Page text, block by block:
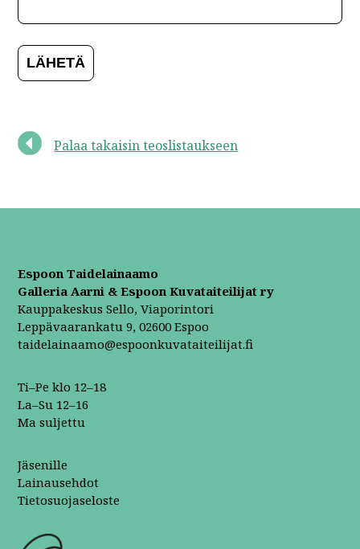
Palaa takaisin teoslistaukseen
Espoon Taidelainaamo
Galleria Aarni & Espoon Kuvataiteilijat ry
Kauppakeskus Sello, Viaporintori
Leppävaarankatu 9, 02600 Espoo
taidelainaamo@espoonkuvataiteilijat.fi
Ti–Pe klo 12–18
La–Su 12–16
Ma suljettu
Jäsenille
Lainausehdot
Tietosuojaseloste